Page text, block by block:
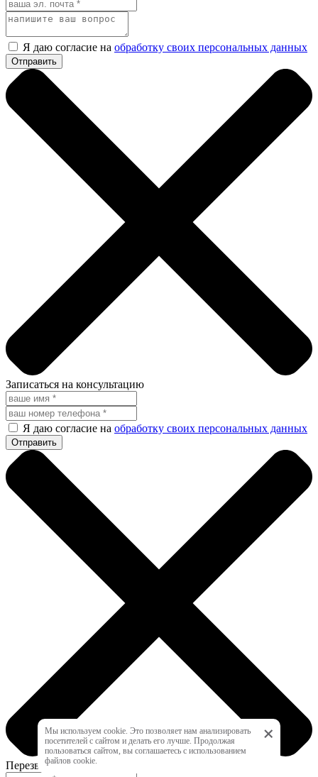
Я даю согласие на обработку своих персональных данных
Записаться на консультацию
Я даю согласие на обработку своих персональных данных
Перезвоните мне
Мы используем cookie. Это позволяет нам анализировать
посетителей с сайтом и делать его лучше. Продолжая
пользоваться сайтом, вы соглашаетесь с использованием
файлов cookie.
+